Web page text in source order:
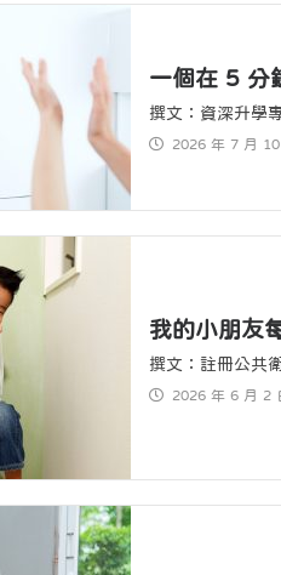
一個在 5 分
撰文：資深升學
2026 年 7 月 10
我的小朋友
撰文：註冊公共
2026 年 6 月 2